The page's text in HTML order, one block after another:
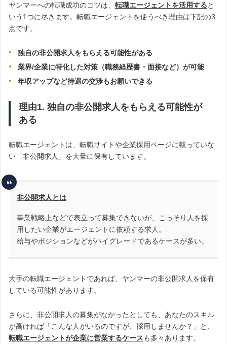
ヤンマーへの転職成功のコツは、 転職エージェントを活用すると
いう1つに尽きます。転職エージェントを使うべき理由は下記の3
点です。
独自の非公開求人をもらえる可能性がある
業界/企業に特化した対策（職務経歴書・面接など）が可能
年収アップなど待遇の交渉もお願いできる
理由1. 独自の非公開求人をもらえる可能性が
ある
転職エージェントは、転職サイトや企業採用ページに載っていな
い「非公開求人」を大量に保有しています。
非公開求人とは
事業戦略上などで表立って募集できないが、こっそり人を採
用したい企業がエージェントに依頼する求人。
給与やポジションなどがハイグレードであるケースが多い。
大手の転職エージェントであれば、ヤンマーの非公開求人を保有
している可能性があります。
さらに、非公開求人の募集がなかったとしても、あなたのスキル
が高ければ「こんな人がいるのですが、採用しませんか？」と、
転職エージェントが企業に営業するケースも多々あります。